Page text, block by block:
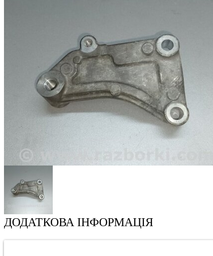
ДОДАТКОВА ІНФОРМАЦІЯ